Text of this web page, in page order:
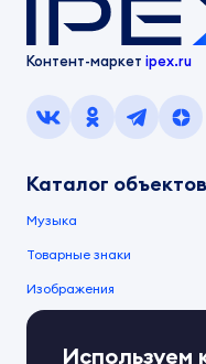
Контент-маркет ipex.ru
Каталог объектов
Музыка
Товарные знаки
Изображения
О компании
О сервисеИспользуем